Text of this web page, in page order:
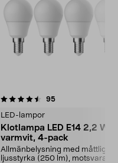
95recensioner
LED-lampor
Klotlampa LED E14 2,2 W,
varmvit, 4-pack
Allmänbelysning med måttlig
ljusstyrka (250 lm), motsvarar 25
4.5 av 5 stjärnor